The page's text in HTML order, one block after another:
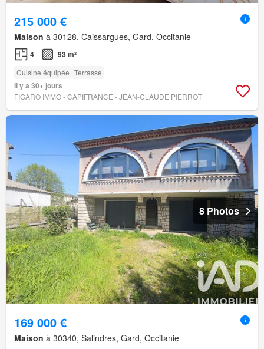
215 000 €
Maison à 30128, Caissargues, Gard, Occitanie
4 93 m²
Cuisine équipée Terrasse
Il y a 30+ jours
FIGARO IMMO - CAPIFRANCE - JEAN-CLAUDE PIERROT
8 Photos
169 000 €
Maison à 30340, Salindres, Gard, Occitanie